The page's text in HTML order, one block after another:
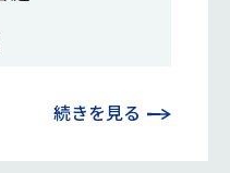
続きを見る